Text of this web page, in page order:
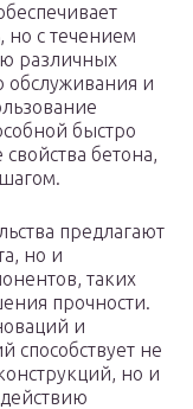
но с течением
различных
обслуживания и
быстро
бетона,
предлагают
но и
таких
прочности.
и
способствует не
но и